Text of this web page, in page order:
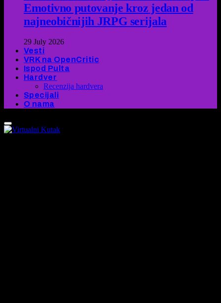
Emotivno putovanje kroz jedan od
najneobičnijih JRPG serijala
29 July 2026
Vesti
VRK na OpenCritic
Ispod Pulta
Hardver
Recenzija hardvera
Specijali
O nama